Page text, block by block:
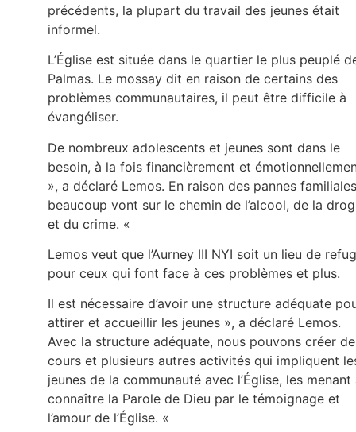
précédents, la plupart du travail des jeunes était
informel.
L’Église est située dans le quartier le plus peuplé
Palmas. Le mossay dit en raison de certains des
problèmes communautaires, il peut être difficile à
évangéliser.
De nombreux adolescents et jeunes sont dans le
besoin, à la fois financièrement et
», a déclaré Lemos. En raison des pannes
beaucoup vont sur le chemin de l’alcool, de la
et du crime. «
Lemos veut que l’Aurney III NYI soit un lieu de
pour ceux qui font face à ces problèmes et plus.
Il est nécessaire d’avoir une structure adéquate
attirer et accueillir les jeunes », a déclaré Lemos.
Avec la structure adéquate, nous pouvons créer
cours et plusieurs autres activités qui impliquent
jeunes de la communauté avec l’Église, les menant
connaître la Parole de Dieu par le témoignage et
l’amour de l’Église. «